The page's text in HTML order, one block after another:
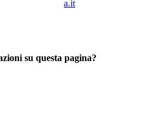
a.it
su questa pagina?